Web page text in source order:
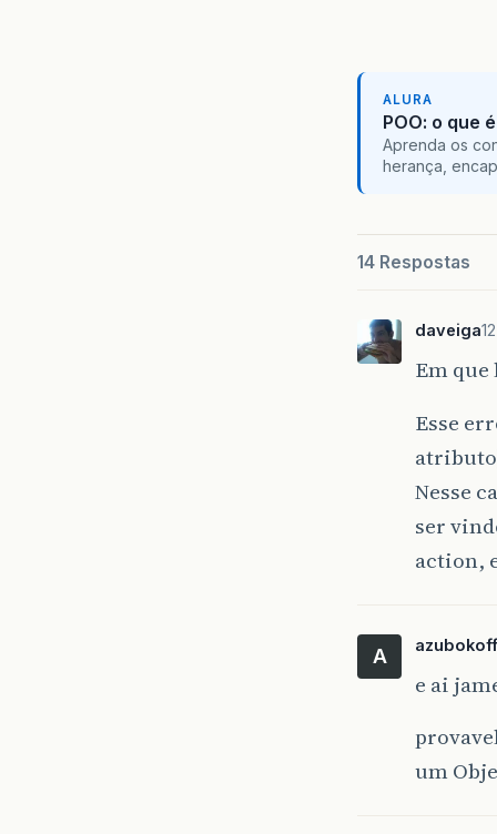
ALURA
POO: o que
Aprenda os
herança,
14 Respostas
daveiga
Em
Esse
Nesse
ser
action,
A azubokoff
e ai
um